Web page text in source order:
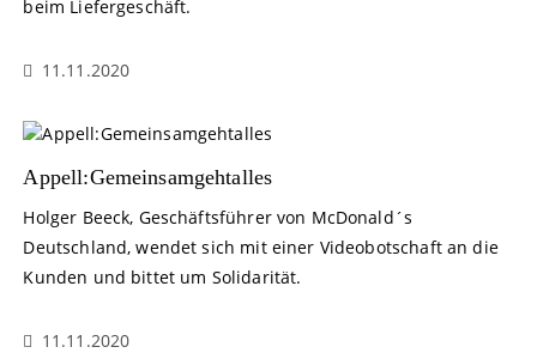
beim Liefergeschäft.
11.11.2020
Appell:Gemeinsamgehtalles
Holger Beeck, Geschäftsführer von McDonald´s
Deutschland, wendet sich mit einer Videobotschaft an die
Kunden und bittet um Solidarität.
11.11.2020